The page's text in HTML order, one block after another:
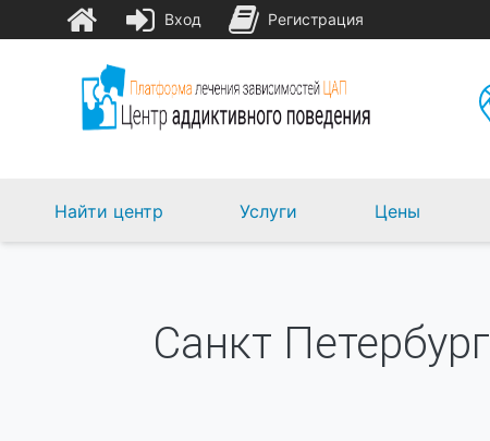
Найти центр Услуги Цены
Санкт Петербург
Вход Регистрация